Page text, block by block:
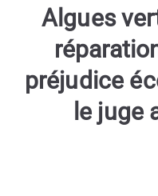
Algues
préjudice
le juge